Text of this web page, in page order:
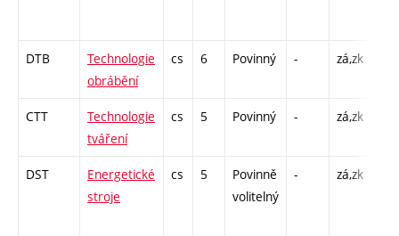
DTB
Technologie
obrábění
cs 6 Povinný - zá,zk
CTT
Technologie
tváření
cs 5 Povinný - zá,zk
DST
Energetické
stroje
cs 5
Povinně
volitelný
- zá,zk